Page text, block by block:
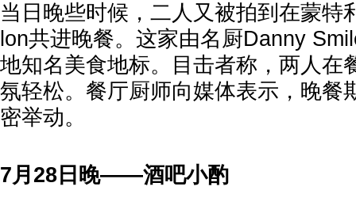
当日晚些时候，二人又被拍到在蒙特
lon共进晚餐。这家由名厨Danny
地知名美食地标。目击者称，两人在
氛轻松。餐厅厨师向媒体表示，晚餐
密举动。
7月28日晚——酒吧小酌